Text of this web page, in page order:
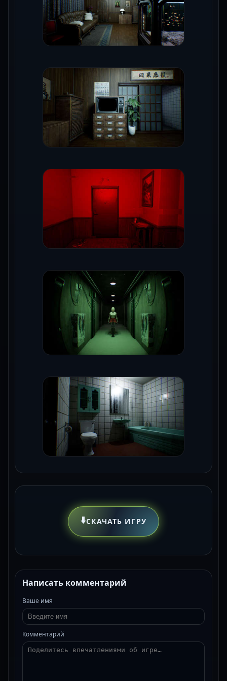
⬇️СКАЧАТЬ ИГРУ
Написать комментарий
Ваше имя
Комментарий